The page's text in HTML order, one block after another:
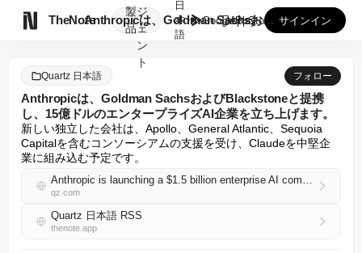
TheNote
製
品
ジ
ェ
ン
ト
Anthropicは、Goldman SachsおよびBla...
日
本
語
GooglePlay
AppStore サインイン
Quartz 日本語 フォロー
Anthropicは、Goldman SachsおよびBlackstoneと提携
し、15億ドルのエンタープライズAI企業を立ち上げます。
新しい独立した会社は、Apollo、General Atlantic、Sequoia
Capitalを含むコンソーシアムの支援を受け、Claudeを中堅企
業に組み込む予定です。
Anthropic is launching a $1.5 billion enterprise AI company with Goldman Sachs and Blackstone
qz.com
Quartz 日本語 RSS
thenote.app